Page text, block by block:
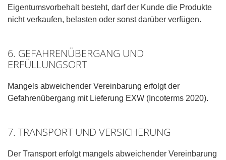
Eigentumsvorbehalt besteht, darf der Kunde die Produkte
nicht verkaufen, belasten oder sonst darüber verfügen.
6. GEFAHRENÜBERGANG UND
ERFÜLLUNGSORT
Mangels abweichender Vereinbarung erfolgt der
Gefahrenübergang mit Lieferung EXW (Incoterms 2020).
7. TRANSPORT UND VERSICHERUNG
Der Transport erfolgt mangels abweichender Vereinbarung